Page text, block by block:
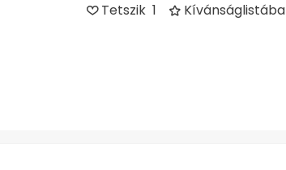
Tetszik 1 Kívánságlistába